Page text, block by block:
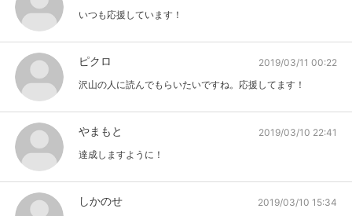
いつも応援しています！
ピクロ
2019/03/11 00:22
沢山の人に読んでもらいたいですね。応援してます！
やまもと
2019/03/10 22:41
達成しますように！
しかのせ
2019/03/10 15:34